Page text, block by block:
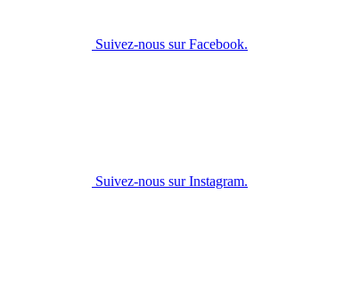
Suivez-nous sur Facebook.
Suivez-nous sur Instagram.